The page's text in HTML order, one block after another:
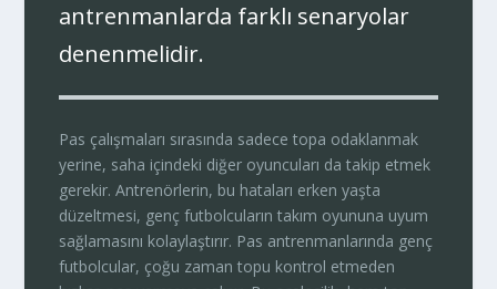
antrenmanlarda farklı senaryolar
denenmelidir.
Pas çalışmaları sırasında sadece topa odaklanmak
yerine, saha içindeki diğer oyuncuları da takip etmek
gerekir. Antrenörlerin, bu hataları erken yaşta
düzeltmesi, genç futbolcuların takım oyununa uyum
sağlamasını kolaylaştırır. Pas antrenmanlarında genç
futbolcular, çoğu zaman topu kontrol etmeden